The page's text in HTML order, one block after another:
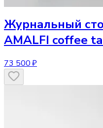
Журнальный
AMALFI coffee
73 500 ₽